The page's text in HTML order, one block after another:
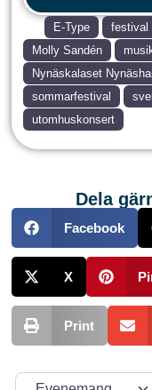
E-Type festival
Molly Sandén
Nynäskalaset
sommarfestival
utomhuskonsert
Dela
Facebook
X
Print
Välj söktyp